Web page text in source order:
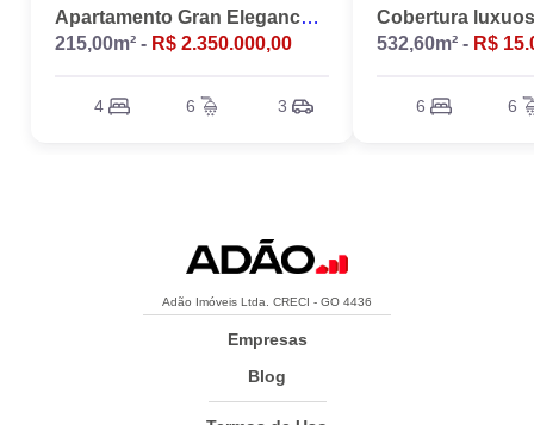
Apartamento Gran Elegance - 4 suites + Home Office
215,00m² - R$ 2.350.000,00
4 6 3
532,60m² - R$
6 6
Adão Imóveis Ltda. CRECI - GO 4436
Empresas
Blog